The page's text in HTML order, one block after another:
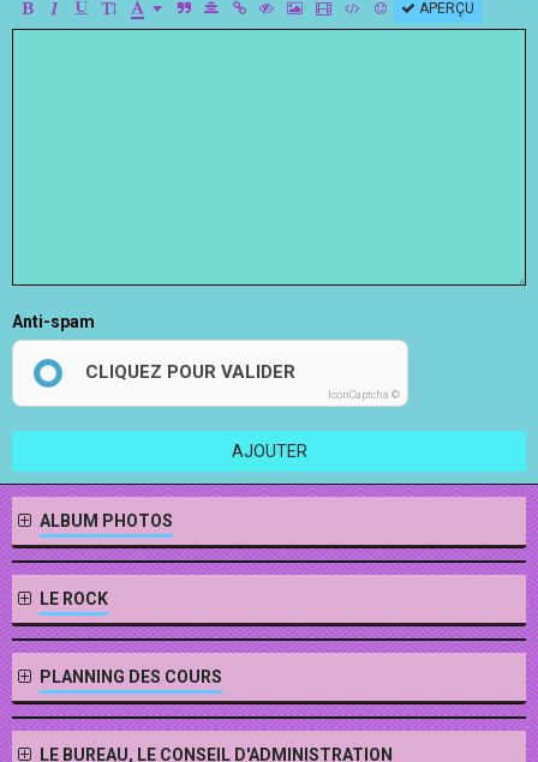
APERÇU
Anti-spam
CLIQUEZ POUR VALIDER
IconCaptcha ©
AJOUTER
ALBUM PHOTOS
LE ROCK
PLANNING DES COURS
LE BUREAU, LE CONSEIL D'ADMINISTRATION